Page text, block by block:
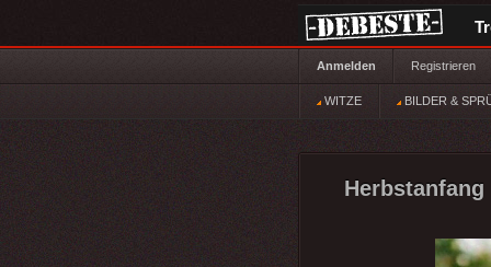
Anmelden Registrieren
WITZE BILDER &